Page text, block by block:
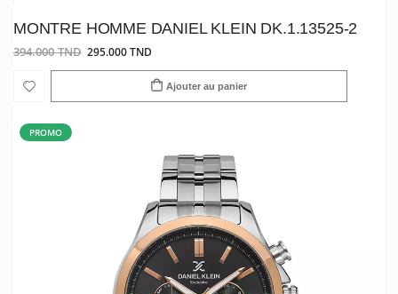
MONTRE HOMME DANIEL KLEIN DK.1.13525-2
394.000 TND 295.000 TND
Ajouter au panier
PROMO